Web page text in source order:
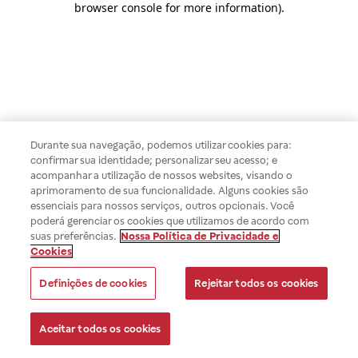
browser console for more information).
Durante sua navegação, podemos utilizar cookies para:
confirmar sua identidade; personalizar seu acesso; e
acompanhar a utilização de nossos websites, visando o
aprimoramento de sua funcionalidade. Alguns cookies são
essenciais para nossos serviços, outros opcionais. Você
poderá gerenciar os cookies que utilizamos de acordo com
suas preferências. Nossa Política de Privacidade e
Cookies
Definições de cookies Rejeitar todos os cookies
Aceitar todos os cookies